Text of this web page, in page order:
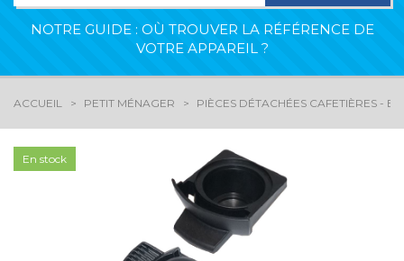
NOTRE GUIDE : OÙ TROUVER LA RÉFÉRENCE DE
VOTRE APPAREIL ?
ACCUEIL PETIT MÉNAGER PIÈCES DÉTACHÉES CAFETIÈRES -
En stock